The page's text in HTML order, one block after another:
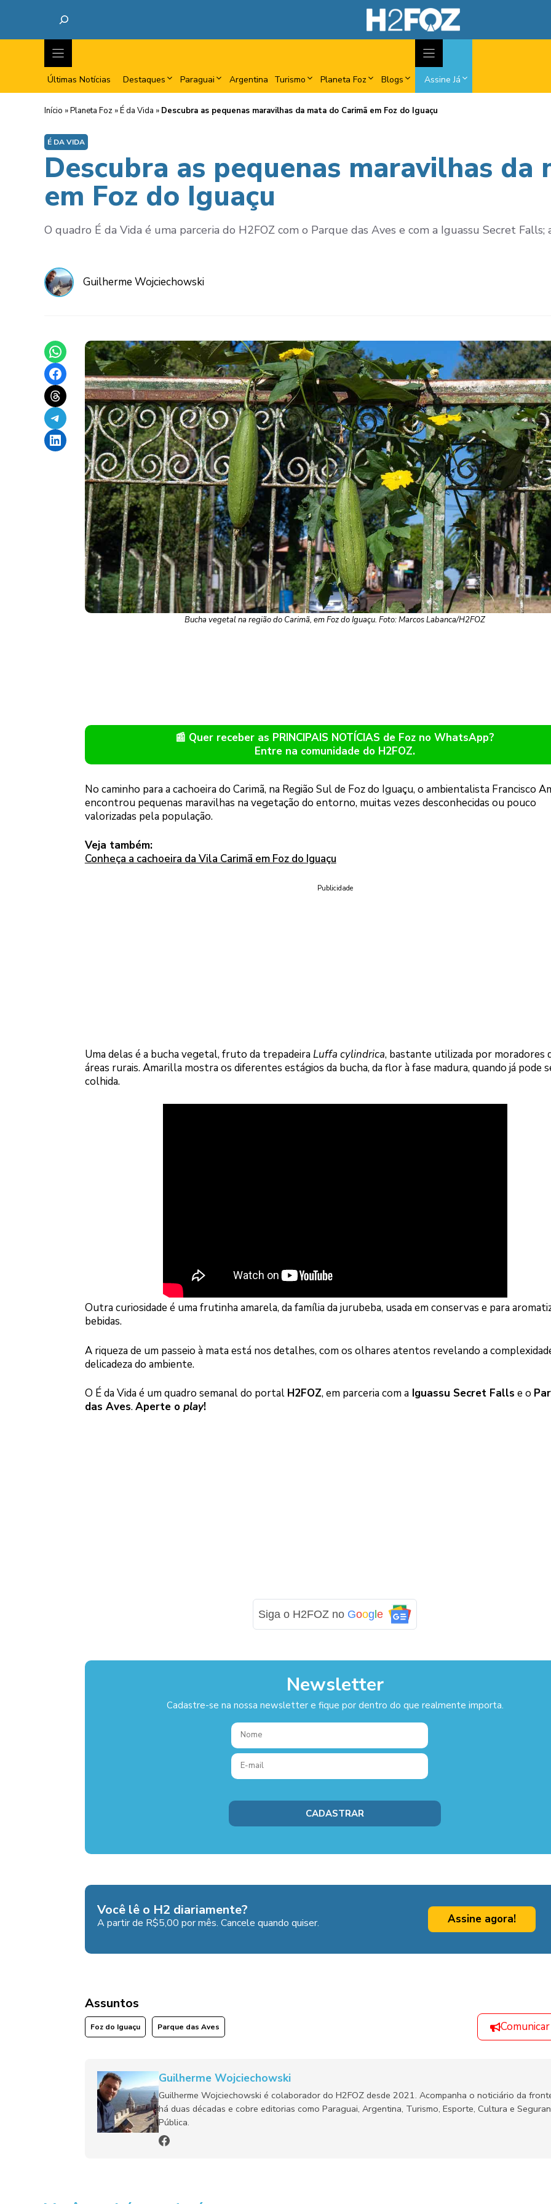
Últimas Notícias Destaques Paraguai Argentina Turismo Planeta Foz Blogs Assine Já
Início »Planeta Foz »É da Vida » Descubra as pequenas maravilhas da mata do Carimã em Foz do Iguaçu
É DA VIDA
Descubra as pequenas maravilhas da
em Foz do Iguaçu
O quadro É da Vida é uma parceria do H2FOZ com o Parque das Aves e com a Iguassu Secret Falls;
Guilherme Wojciechowski
Share on WhatsApp
Share on Facebook
Share on Threads
Share on Telegram
Share on LinkedIn
Bucha vegetal na região do Carimã, em Foz do Iguaçu. Foto: Marcos Labanca/H2FOZ
📰 Quer receber as PRINCIPAIS NOTÍCIAS de Foz no WhatsApp?
Entre na comunidade do H2FOZ.
No caminho para a cachoeira do Carimã, na Região Sul de Foz do Iguaçu, o ambientalista Francisco
encontrou pequenas maravilhas na vegetação do entorno, muitas vezes desconhecidas ou pouco
valorizadas pela população.
Veja também:
Conheça a cachoeira da Vila Carimã em Foz do Iguaçu
Publicidade
Uma delas é a bucha vegetal, fruto da trepadeiraLuffa cylindrica, bastante utilizada por moradores
áreas rurais. Amarilla mostra os diferentes estágios da bucha, da flor à fase madura, quando já pode
colhida.
Outra curiosidade é uma frutinha amarela, da família da jurubeba, usada em conservas e para
bebidas.
A riqueza de um passeio à mata está nos detalhes, com os olhares atentos revelando a
delicadeza do ambiente.
O É da Vida é um quadro semanal do portal H2FOZ, em parceria com aIguassu Secret Falls e o
das Aves.Aperte o play!
Siga o H2FOZ no Goog le
Newsletter
Cadastre-se na nossa newsletter e fique por dentro do que realmente importa.
Você lê o H2 diariamente?
A partir de R$5,00 por mês. Cancele quando quiser. Assine agora!
Assuntos
Foz do Iguaçu Parque das Aves
Guilherme Wojciechowski
Guilherme Wojciechowski é colaborador do H2FOZ desde 2021. Acompanha o noticiário da
há duas décadas e cobre editorias como Paraguai, Argentina, Turismo, Esporte, Cultura e
Pública.